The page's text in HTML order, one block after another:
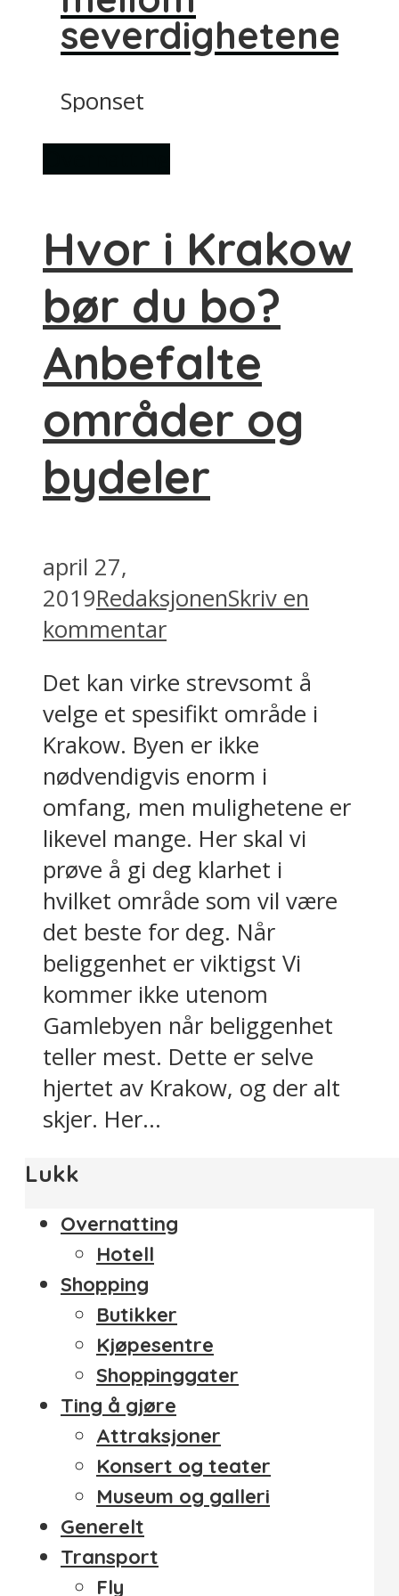
severdighetene
Sponset
Hvor i Krakow
bør du bo?
Anbefalte
områder og
bydeler
april 27,
2019RedaksjonenSkriv en
kommentar
Det kan virke strevsomt å
velge et spesifikt område i
Krakow. Byen er ikke
nødvendigvis enorm i
omfang, men mulighetene er
likevel mange. Her skal vi
prøve å gi deg klarhet i
hvilket område som vil være
det beste for deg. Når
beliggenhet er viktigst Vi
kommer ikke utenom
Gamlebyen når beliggenhet
teller mest. Dette er selve
hjertet av Krakow, og der alt
skjer. Her...
Lukk
Overnatting
Hotell
Shopping
Butikker
Kjøpesentre
Shoppinggater
Ting å gjøre
Attraksjoner
Konsert og teater
Museum og galleri
Generelt
Transport
Fly